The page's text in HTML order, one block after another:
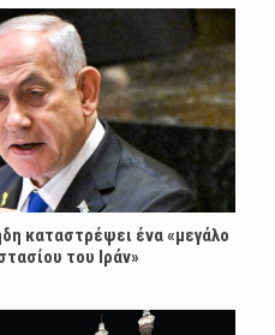
καταστρέψει ένα «μεγάλο
του Ιράν»